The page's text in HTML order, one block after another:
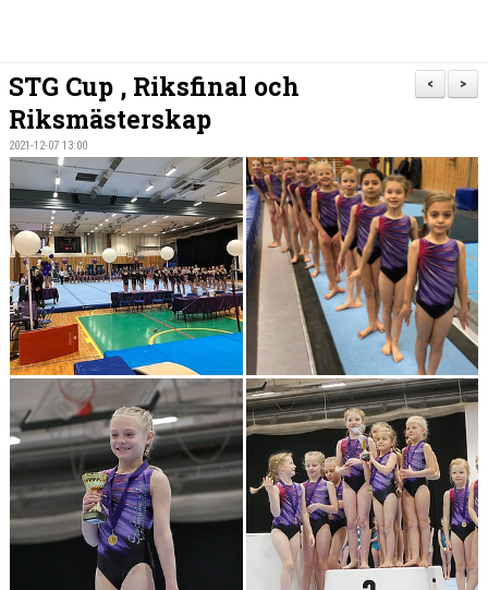
OM FÖRENINGEN
STG-HALLEN
VÄRDEGRUND
FÖRENINGSPRODUKTER
KONTAKT
MÄRKESTAGNING
>
<
STG Cup , Riksfinal och
Riksmästerskap
2021-12-07 13:00